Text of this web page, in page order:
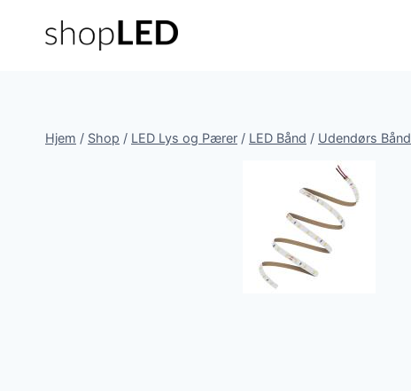
Hjem / Shop / LED Lys og Pærer / LED Bånd / Udendørs Bånd